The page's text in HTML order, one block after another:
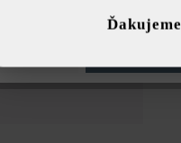
používa súbory cookie, aby